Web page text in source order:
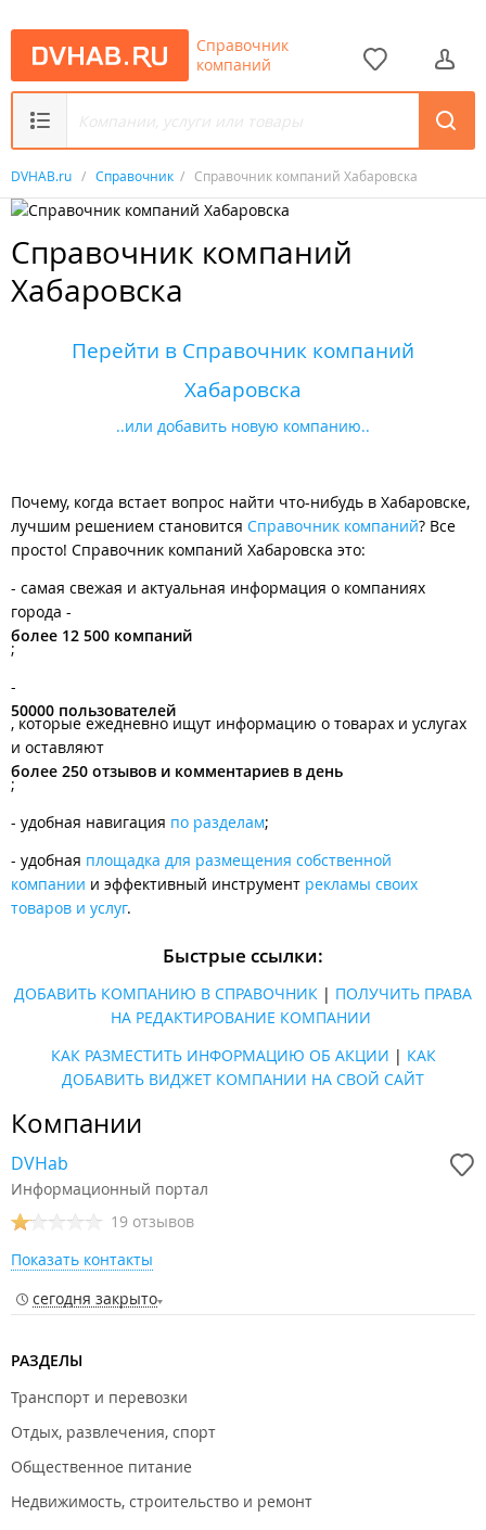
Справочник
компаний
DVHAB.ru / Справочник / Справочник компаний Хабаровска
Справочник компаний
Хабаровска
Перейти в Справочник компаний
Хабаровска
..или добавить новую компанию..
Почему, когда встает вопрос найти что-нибудь в Хабаровске,
лучшим решением становится Справочник компаний? Все
просто! Справочник компаний Хабаровска это:
- самая свежая и актуальная информация о компаниях
города -
более 12 500 компаний
;
-
50000 пользователей
, которые ежедневно ищут информацию о товарах и услугах
и оставляют
более 250 отзывов и комментариев в день
;
- удобная навигация по разделам;
- удобная площадка для размещения собственной
компании и эффективный инструмент рекламы своих
товаров и услуг.
Быстрые ссылки:
ДОБАВИТЬ КОМПАНИЮ В СПРАВОЧНИК | ПОЛУЧИТЬ ПРАВА
НА РЕДАКТИРОВАНИЕ КОМПАНИИ
КАК РАЗМЕСТИТЬ ИНФОРМАЦИЮ ОБ АКЦИИ | КАК
ДОБАВИТЬ ВИДЖЕТ КОМПАНИИ НА СВОЙ САЙТ
Компании
DVHab
Информационный портал
19 отзывов
Показать контакты
сегодня закрыто
РАЗДЕЛЫ
Транспорт и перевозки
Отдых, развлечения, спорт
Общественное питание
Недвижимость, строительство и ремонт